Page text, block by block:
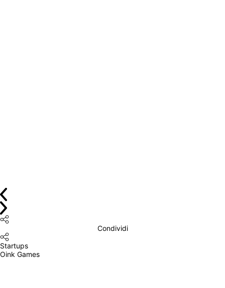
Condividi
Startups
Oink Games